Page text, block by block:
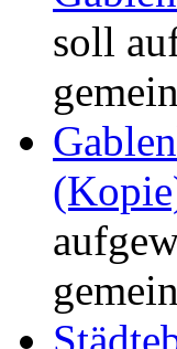
soll